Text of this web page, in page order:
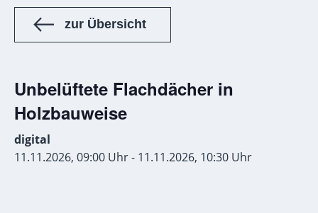
zur Übersicht
Unbelüftete Flachdächer in
Holzbauweise
digital
11.11.2026, 09:00 Uhr - 11.11.2026, 10:30 Uhr